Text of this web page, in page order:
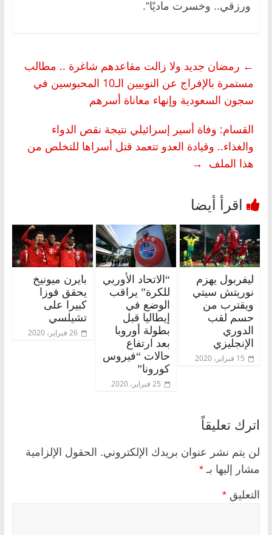
ورزقي.. وخسرت ماديًا”.
← رمضان جديد ولا زالت مقاعدهم شاغرة .. مطالب
مستمرة بالإفراج عن النوبيين الـ10 المحبوسين في
سجون السعودية وإنهاء معاناة أسرهم
القسام: وفاة أسير إسرائيلي نتيجة نقص الدواء
والغذاء.. وقيادة العدو تتعمد قتل أسراها للتخلص من
هذا الملف →
ليفربول يهزم
نوريتش سيتي
ويقترب من
حسم لقب
الدوري
الإنجليزي
15 فبراير، 2020
“الاتحاد الأوربي
للكرة” يراقب
الوضع في
إيطاليا قبل
بطولة أوروبا
بعد ارتفاع
حالات “فيروس
كورونا”
25 فبراير، 2020
بايرن ميونيخ
يحقق فوزا
كبيرا على
تشيلسي
26 فبراير، 2020
اترك تعليقاً
لن يتم نشر عنوان بريدك الإلكتروني. الحقول الإلزامية
مشار إليها بـ *
التعليق *